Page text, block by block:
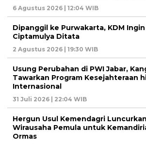
6 Agustus 2026 | 12:04 WIB
Dipanggil ke Purwakarta, KDM
Ciptamulya Ditata
2 Agustus 2026 | 19:30 WIB
Usung Perubahan di PWI Jabar,
Tawarkan Program Kesejahteraan
Internasional
31 Juli 2026 | 22:04 WIB
Hergun Usul Kemendagri
Wirausaha Pemula untuk
Ormas